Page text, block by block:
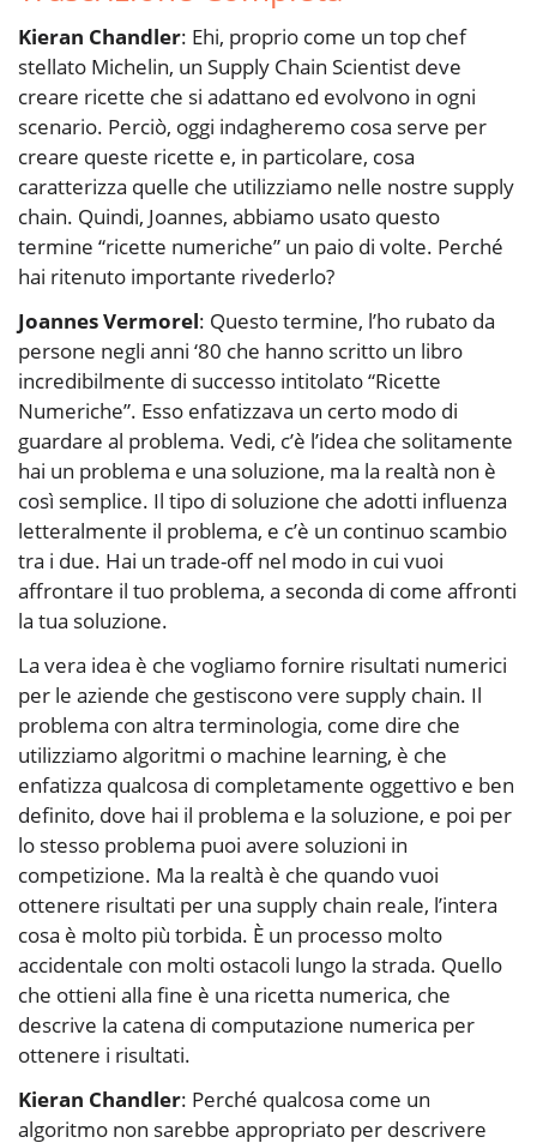
Kieran Chandler: Ehi, proprio come un top chef
stellato Michelin, un Supply Chain Scientist deve
creare ricette che si adattano ed evolvono in ogni
scenario. Perciò, oggi indagheremo cosa serve per
creare queste ricette e, in particolare, cosa
caratterizza quelle che utilizziamo nelle nostre supply
chain. Quindi, Joannes, abbiamo usato questo
termine “ricette numeriche” un paio di volte. Perché
hai ritenuto importante rivederlo?
Joannes Vermorel: Questo termine, l’ho rubato da
persone negli anni ‘80 che hanno scritto un libro
incredibilmente di successo intitolato “Ricette
Numeriche”. Esso enfatizzava un certo modo di
guardare al problema. Vedi, c’è l’idea che solitamente
hai un problema e una soluzione, ma la realtà non è
così semplice. Il tipo di soluzione che adotti influenza
letteralmente il problema, e c’è un continuo scambio
tra i due. Hai un trade-off nel modo in cui vuoi
affrontare il tuo problema, a seconda di come affronti
la tua soluzione.
La vera idea è che vogliamo fornire risultati numerici
per le aziende che gestiscono vere supply chain. Il
problema con altra terminologia, come dire che
utilizziamo algoritmi o machine learning, è che
enfatizza qualcosa di completamente oggettivo e ben
definito, dove hai il problema e la soluzione, e poi per
lo stesso problema puoi avere soluzioni in
competizione. Ma la realtà è che quando vuoi
ottenere risultati per una supply chain reale, l’intera
cosa è molto più torbida. È un processo molto
accidentale con molti ostacoli lungo la strada. Quello
che ottieni alla fine è una ricetta numerica, che
descrive la catena di computazione numerica per
ottenere i risultati.
Kieran Chandler: Perché qualcosa come un
algoritmo non sarebbe appropriato per descrivere